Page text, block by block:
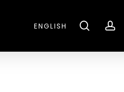
ENGLISH search